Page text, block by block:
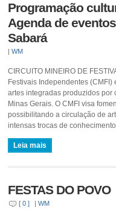
Programação
Agenda de
Sabará
|WM
CIRCUITO MINEIRO DE
Festivais Independentes
artes integradas produzidos por
Minas Gerais. O CMFI visa
possibilitando a circulação de
intensas trocas de
Leia mais
FESTAS DO POVO
[ 0 ] |WM